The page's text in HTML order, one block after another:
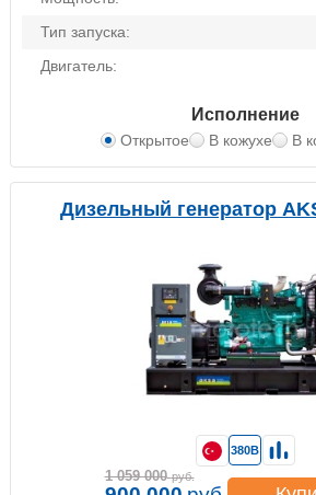
Тип запуска:
Двигатель:
Исполнение
Открытое В кожухе В
Дизельный генератор
380В
1 059 000 руб.